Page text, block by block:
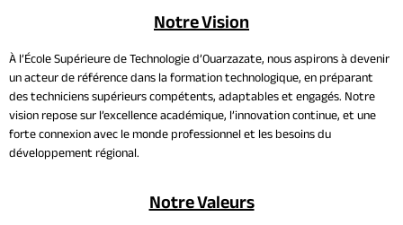
Notre Vision
À l’École Supérieure de Technologie d’Ouarzazate, nous aspirons à devenir
un acteur de référence dans la formation technologique, en préparant
des techniciens supérieurs compétents, adaptables et engagés. Notre
vision repose sur l’excellence académique, l’innovation continue, et une
forte connexion avec le monde professionnel et les besoins du
développement régional.
Notre Valeurs